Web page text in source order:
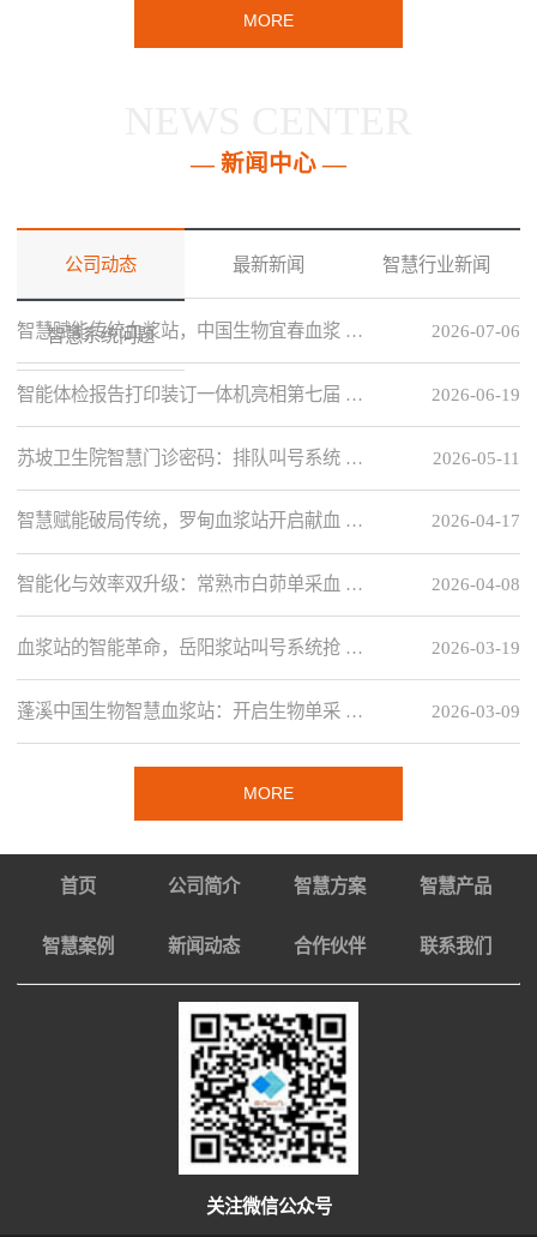
MORE
— 新闻中心 —
公司动态 最新新闻 智慧行业新闻
智慧系统问题 2026-07-06
智慧赋能传统血浆站，中国生物宜春血浆 …
2026-06-19
智能体检报告打印装订一体机亮相第七届 …
2026-05-11
苏坡卫生院智慧门诊密码：排队叫号系统 …
2026-04-17
智慧赋能破局传统，罗甸血浆站开启献血 …
2026-04-08
智能化与效率双升级：常熟市白茆单采血 …
2026-03-19
血浆站的智能革命，岳阳浆站叫号系统抢 …
2026-03-09
蓬溪中国生物智慧血浆站：开启生物单采 …
MORE
首页 公司简介 智慧方案 智慧产品
智慧案例 新闻动态 合作伙伴 联系我们
关注微信公众号